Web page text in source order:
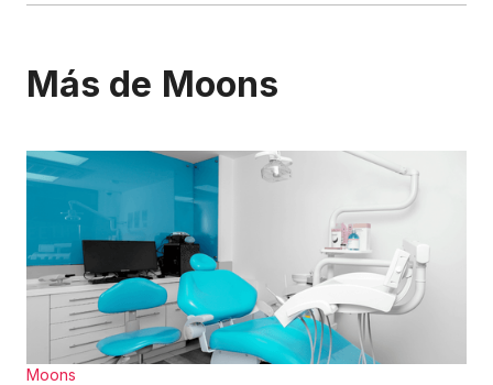
Más de Moons
Moons